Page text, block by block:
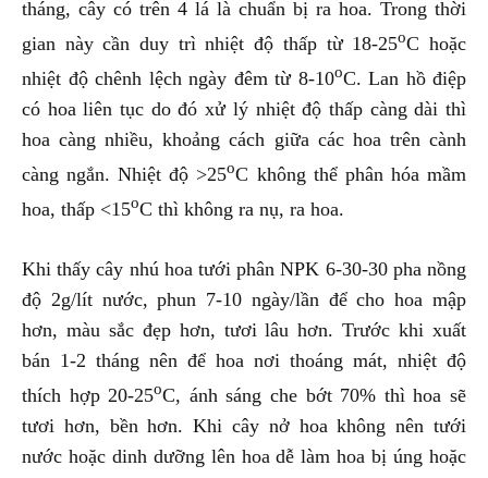
tháng, cây có trên 4 lá là chuẩn bị ra hoa. Trong thời
gian này cần duy trì nhiệt độ thấp từ 18-25oC hoặc
nhiệt độ chênh lệch ngày đêm từ 8-10oC. Lan hồ điệp
có hoa liên tục do đó xử lý nhiệt độ thấp càng dài thì
hoa càng nhiều, khoảng cách giữa các hoa trên cành
càng ngắn. Nhiệt độ >25oC không thể phân hóa mầm
hoa, thấp <15oC thì không ra nụ, ra hoa.
Khi thấy cây nhú hoa tưới phân NPK 6-30-30 pha nồng
độ 2g/lít nước, phun 7-10 ngày/lần để cho hoa mập
hơn, màu sắc đẹp hơn, tươi lâu hơn. Trước khi xuất
bán 1-2 tháng nên để hoa nơi thoáng mát, nhiệt độ
thích hợp 20-25oC, ánh sáng che bớt 70% thì hoa sẽ
tươi hơn, bền hơn. Khi cây nở hoa không nên tưới
nước hoặc dinh dưỡng lên hoa dễ làm hoa bị úng hoặc